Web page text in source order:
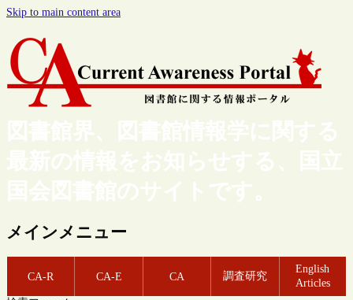
Skip to main content area
図書館界、図書館情報学に関する
最新の情報をお知らせする、国立
国会図書館のサイトです。
メインメニュー
CA-R CA-E CA 調査研究
English
Articles